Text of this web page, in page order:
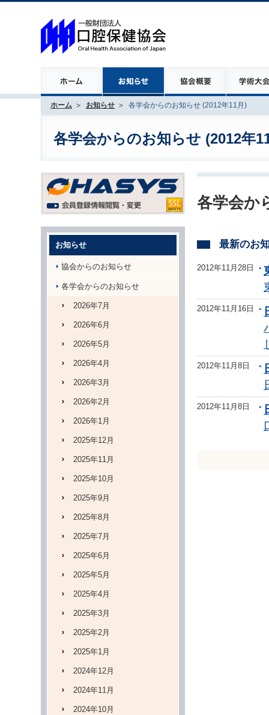
ホーム お知らせ 各学会からのお知らせ (2012年11月)
各学会からのお知らせ (2012年
各学会か
最新のお
2012年11月28日
2012年11月16日
2012年11月8日
2012年11月8日
お知らせ
協会からのお知らせ
各学会からのお知らせ
2026年7月
2026年6月
2026年5月
2026年4月
2026年3月
2026年2月
2026年1月
2025年12月
2025年11月
2025年10月
2025年9月
2025年8月
2025年7月
2025年6月
2025年5月
2025年4月
2025年3月
2025年2月
2025年1月
2024年12月
2024年11月
2024年10月